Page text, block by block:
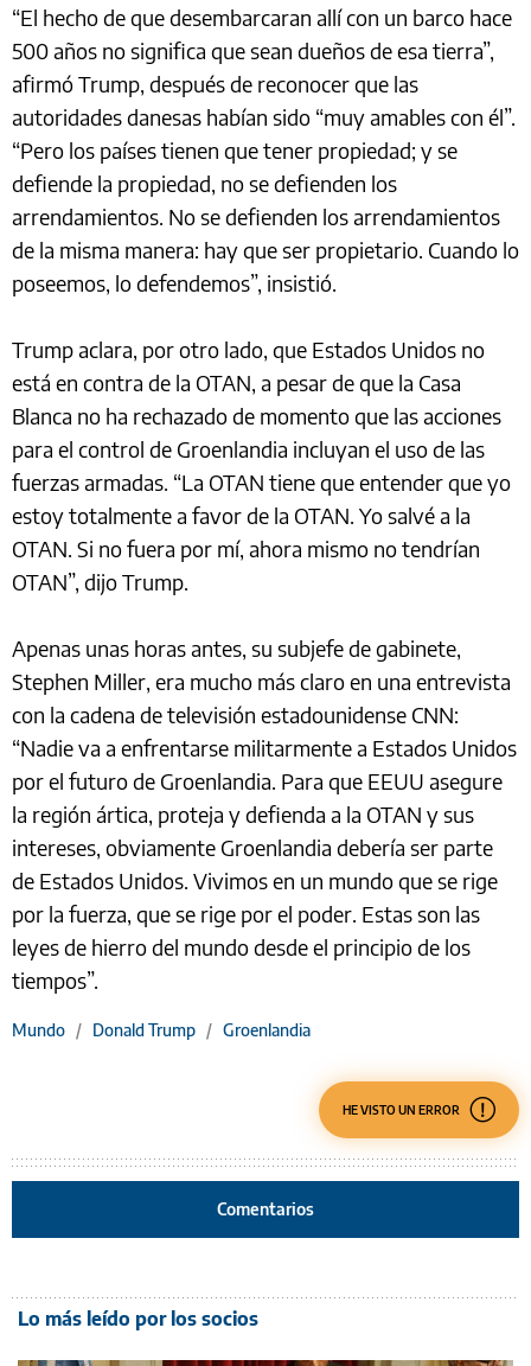
“El hecho de que desembarcaran allí con un barco hace
500 años no significa que sean dueños de esa tierra”,
afirmó Trump, después de reconocer que las
autoridades danesas habían sido “muy amables con él”.
“Pero los países tienen que tener propiedad; y se
defiende la propiedad, no se defienden los
arrendamientos. No se defienden los arrendamientos
de la misma manera: hay que ser propietario. Cuando lo
poseemos, lo defendemos”, insistió.
Trump aclara, por otro lado, que Estados Unidos no
está en contra de la OTAN, a pesar de que la Casa
Blanca no ha rechazado de momento que las acciones
para el control de Groenlandia incluyan el uso de las
fuerzas armadas. “La OTAN tiene que entender que yo
estoy totalmente a favor de la OTAN. Yo salvé a la
OTAN. Si no fuera por mí, ahora mismo no tendrían
OTAN”, dijo Trump.
Apenas unas horas antes, su subjefe de gabinete,
Stephen Miller, era mucho más claro en una entrevista
con la cadena de televisión estadounidense CNN:
“Nadie va a enfrentarse militarmente a Estados Unidos
por el futuro de Groenlandia. Para que EEUU asegure
la región ártica, proteja y defienda a la OTAN y sus
intereses, obviamente Groenlandia debería ser parte
de Estados Unidos. Vivimos en un mundo que se rige
por la fuerza, que se rige por el poder. Estas son las
leyes de hierro del mundo desde el principio de los
tiempos”.
Mundo / Donald Trump / Groenlandia
HE VISTO UN ERROR
Comentarios
Lo más leído por los socios